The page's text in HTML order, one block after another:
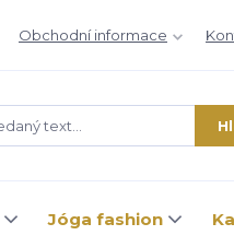
Obchodní informace
Jóga fashion